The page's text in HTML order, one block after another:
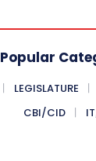
Popular
LEGISLATURE
CBI/CID